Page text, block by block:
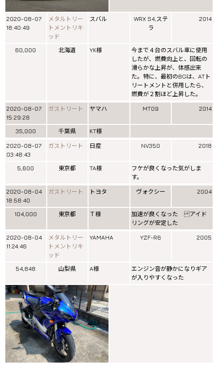
2020-08-07
18:40:49
メタルトリー
トメントリキ
ッド
スバル
WRX S4,ステ
ラ
2014
60,000 北海道 YK様
今まで４台のスバル車に使用
したが、燃費向上と、回転の
滑らかな上昇が、体感出来
た。特に、最初のBGは、ATト
リートメントと併用したら、
燃費が２割ほど上昇した。
2020-08-07
15:29:28
ガストリート ヤマハ MT09 2014
35,000 千葉県
KT様
2020-08-07
03:48:43
ガストリート 日産 NV350 2018
5,600 東京都 TA様
フケが良くなった気がしま
す。
2020-08-04
18:58:40
ガストリート トヨタ ヴォクシー 2004
104,000 東京都 Ｔ様
加速が良くなった アイド
リングが安定した
2020-08-04
11:24:46
メタルトリー
トメントリキ
ッド
YAMAHA YZF-R6 2005
54,848 山梨県 A様
エンジン音が静かになりギア
が入りやすくなった